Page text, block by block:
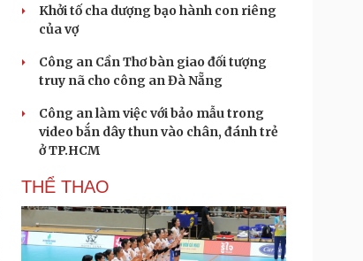
Khởi tố cha dượng bạo hành con riêng
của vợ
Công an Cần Thơ bàn giao đối tượng
truy nã cho công an Đà Nẵng
Công an làm việc với bảo mẫu trong
video bắn dây thun vào chân, đánh trẻ
ở TP.HCM
THỂ THAO